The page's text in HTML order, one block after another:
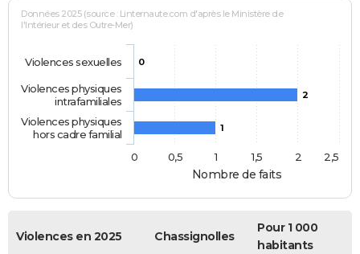
Nombre de faits
Données 2025 (source : Linternaute.com d'après le Ministère de
l'Intérieur et des Outre-Mer)
0
2
1
Violences sexuelles
Violences physiques
intrafamiliales
Violences physiques
hors cadre familial
0
0,5 1 1,5 2 2,5
Violences en 2025 Chassignolles
Pour 1 000
habitants